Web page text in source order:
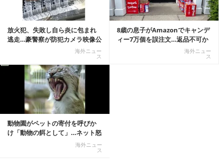
放火犯、失敗し自ら炎に包まれ
逃走…豪警察が防犯カメラ映像公
海外ニュー
ス
8歳の息子がAmazonでキャンデ
ィー7万個を誤注文…返品不可か
海外ニュー
ス
動物園がペットの寄付を呼びか
け「動物の餌として」…ネット怒
海外ニュー
ス